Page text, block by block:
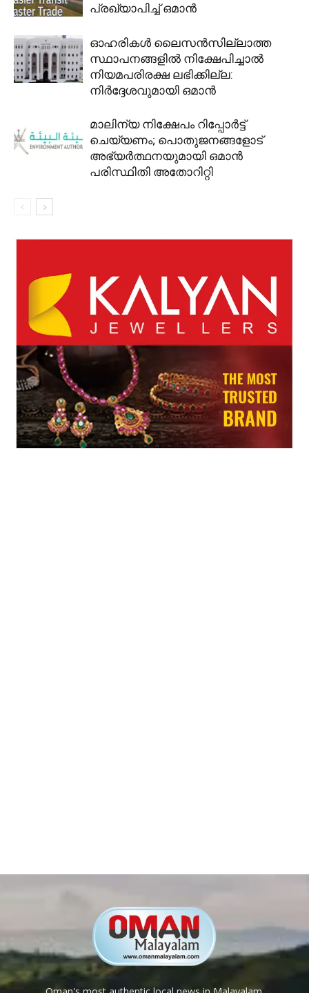
പ്രഖ്യാപിച്ച് ഒമാൻ
ഓഹരികൾ ലൈസൻസില്ലാത്ത
സ്ഥാപനങ്ങളിൽ നിക്ഷേപിച്ചാൽ
നിയമപരിരക്ഷ ലഭിക്കില്ല:
നിർദ്ദേശവുമായി ഒമാൻ
മാലിന്യ നിക്ഷേപം റിപ്പോർട്ട്
ചെയ്യണം; പൊതുജനങ്ങളോട്
അഭ്യർത്ഥനയുമായി ഒമാൻ
പരിസ്ഥിതി അതോറിറ്റി